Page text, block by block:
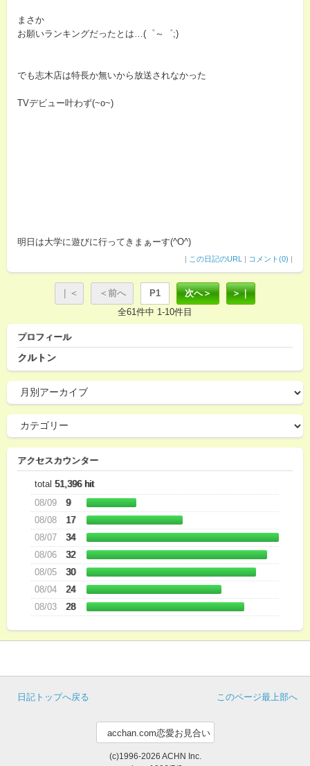
まさか
お願いランキングだったとは…(゜～゜;)
でも志木店は特長か無いから放送されなかった
TVデビュー叶わず(~o~)
明日は大学に遊びに行ってきまぁーす(^O^)
| この日記のURL | コメント(0) |
｜＜ ＜前へ P1 次へ＞
＞｜
全61件中 1-10件目
プロフィール
クルトン
アクセスカウンター
total 51,396 hit
08/09
9
08/08
17
08/07
34
08/06
32
08/05
30
08/04
24
08/03
28
このページ最上部へ
日記トップへ戻る
(c)1996-2026 ACHN Inc.